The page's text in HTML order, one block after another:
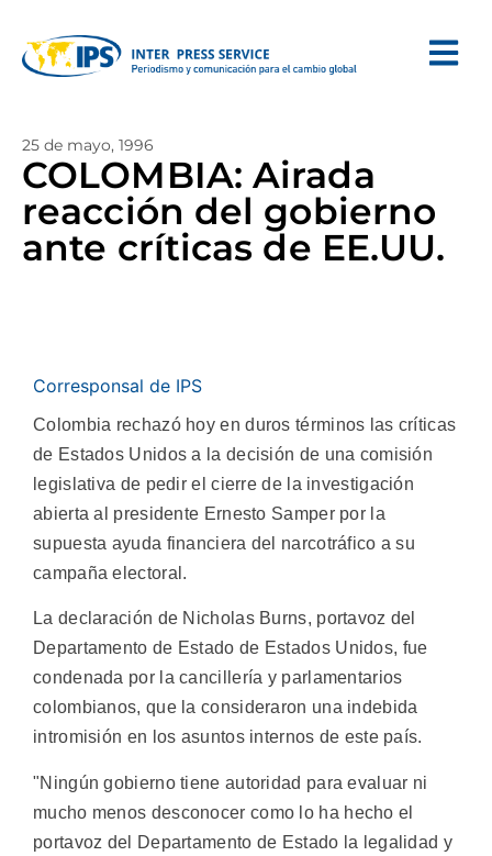
25 de mayo, 1996
COLOMBIA: Airada
reacción del gobierno
ante críticas de EE.UU.
Corresponsal de IPS
Colombia rechazó hoy en duros términos las críticas
de Estados Unidos a la decisión de una comisión
legislativa de pedir el cierre de la investigación
abierta al presidente Ernesto Samper por la
supuesta ayuda financiera del narcotráfico a su
campaña electoral.
La declaración de Nicholas Burns, portavoz del
Departamento de Estado de Estados Unidos, fue
condenada por la cancillería y parlamentarios
colombianos, que la consideraron una indebida
intromisión en los asuntos internos de este país.
"Ningún gobierno tiene autoridad para evaluar ni
mucho menos desconocer como lo ha hecho el
portavoz del Departamento de Estado la legalidad y